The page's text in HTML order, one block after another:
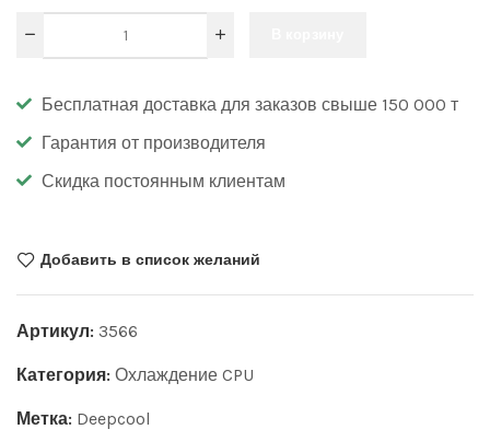
Бесплатная доставка для заказов свыше 150 000 т
Гарантия от производителя
Скидка постоянным клиентам
Добавить в список желаний
Артикул: 3566
Категория: Охлаждение CPU
Метка: Deepcool